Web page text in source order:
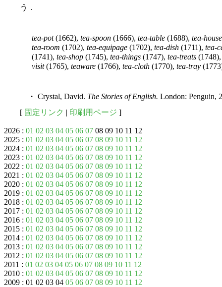
う．
tea-pot(1662), tea-spoon (1666), tea-table (1688), tea-house
tea-room (1702), tea-equipage (1702), tea-dish (1711), tea-
(1741), tea-shop (1745), tea-things (1747), tea-treats
visit(1765), teaware (1766), tea-cloth (1770), tea-tray
・ Crystal, David. The Stories of English. London: Penguin,
[ 固定リンク | 印刷用ページ ]
2026 : 01 02 03 04 05 06 07 08 09 10 11 12
2025 : 01 02 03 04 05 06 07 08 09 10 11 12
2024 : 01 02 03 04 05 06 07 08 09 10 11 12
2023 : 01 02 03 04 05 06 07 08 09 10 11 12
2022 : 01 02 03 04 05 06 07 08 09 10 11 12
2021 : 01 02 03 04 05 06 07 08 09 10 11 12
2020 : 01 02 03 04 05 06 07 08 09 10 11 12
2019 : 01 02 03 04 05 06 07 08 09 10 11 12
2018 : 01 02 03 04 05 06 07 08 09 10 11 12
2017 : 01 02 03 04 05 06 07 08 09 10 11 12
2016 : 01 02 03 04 05 06 07 08 09 10 11 12
2015 : 01 02 03 04 05 06 07 08 09 10 11 12
2014 : 01 02 03 04 05 06 07 08 09 10 11 12
2013 : 01 02 03 04 05 06 07 08 09 10 11 12
2012 : 01 02 03 04 05 06 07 08 09 10 11 12
2011 : 01 02 03 04 05 06 07 08 09 10 11 12
2010 : 01 02 03 04 05 06 07 08 09 10 11 12
2009 : 01 02 03 04 05 06 07 08 09 10 11 12